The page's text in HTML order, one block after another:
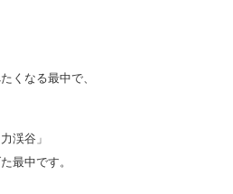
くなる最中で、
渓谷」
最中です。